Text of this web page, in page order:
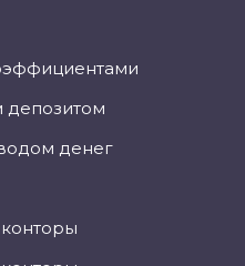
депозитом
денег